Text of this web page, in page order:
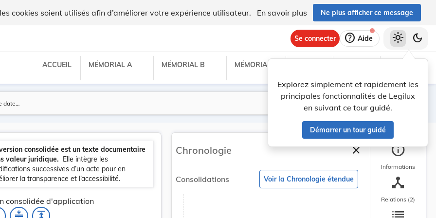
cookies soient utilisés afin d’améliorer votre expérience utilisateur. En savoir plus Ne plus afficher ce message
Se connecter help Aide
Explorez simplement et rapidement les
principales fonctionnalités de Legilux
en suivant ce tour guidé.
Démarrer un tour guidé
light_mode dark_mode
ACCUEIL MÉMORIAL A MÉMORIAL B MÉMORIAL C
Lancer la recherche
Filtres
consolidée est un texte documentaire
valeur juridique. Elle intègre les
successives d’un acte pour en
la transparence et l’accessibilité.
consolidée d'application
Chronologie closeFermer la barre
Consolidations Voir la Chronologie étendue
info
Informations
device_hub
Relations (2)